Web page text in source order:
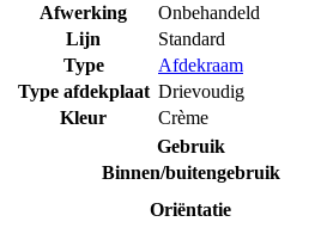
Afwerking
Onbehandeld
Lijn
Standard
Type
Afdekraam
Type afdekplaat Drievoudig
Kleur
Crème
Gebruik
Binnen/buitengebruik
Oriëntatie